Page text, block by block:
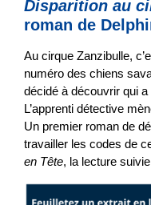
Disparition au
roman de
Au cirque Zanzibulle,
numéro des chiens
décidé à découvrir qui
L’apprenti détective
Un premier roman de
travailler les codes de
en Tête, la lecture